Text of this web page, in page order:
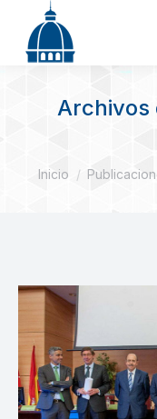
Archivos
Estás aquí:
Inicio